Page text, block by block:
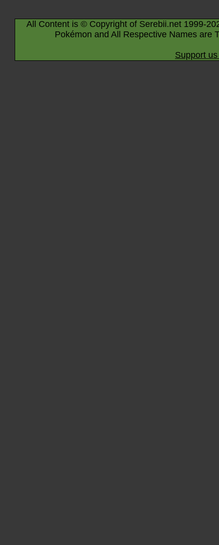
All Content is © Copyright of Serebii.net 1999-
Pokémon and All Respective Names are
Support